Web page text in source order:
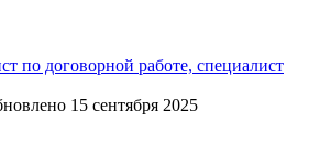
по договорной работе, специалист
15 сентября 2025